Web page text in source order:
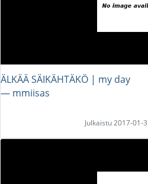
ÄLKÄÄ SÄIKÄHTÄKÖ | my day
― mmiisas
Julkaistu 2017-01-